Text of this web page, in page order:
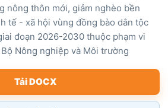
nông thôn mới, giảm nghèo bền
tế - xã hội vùng đồng bào dân tộc
đoạn 2026-2030 thuộc phạm vi
Nông nghiệp và Môi trường
Tải DOCX